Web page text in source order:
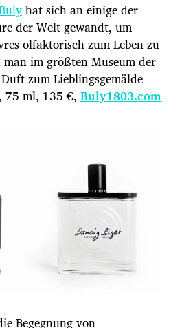
hat sich an einige der
der Welt gewandt, um
olfaktorisch zum Leben zu
im größten Museum der
zum Lieblingsgemälde
75 ml, 135 €, Buly1803.com
Begegnung von